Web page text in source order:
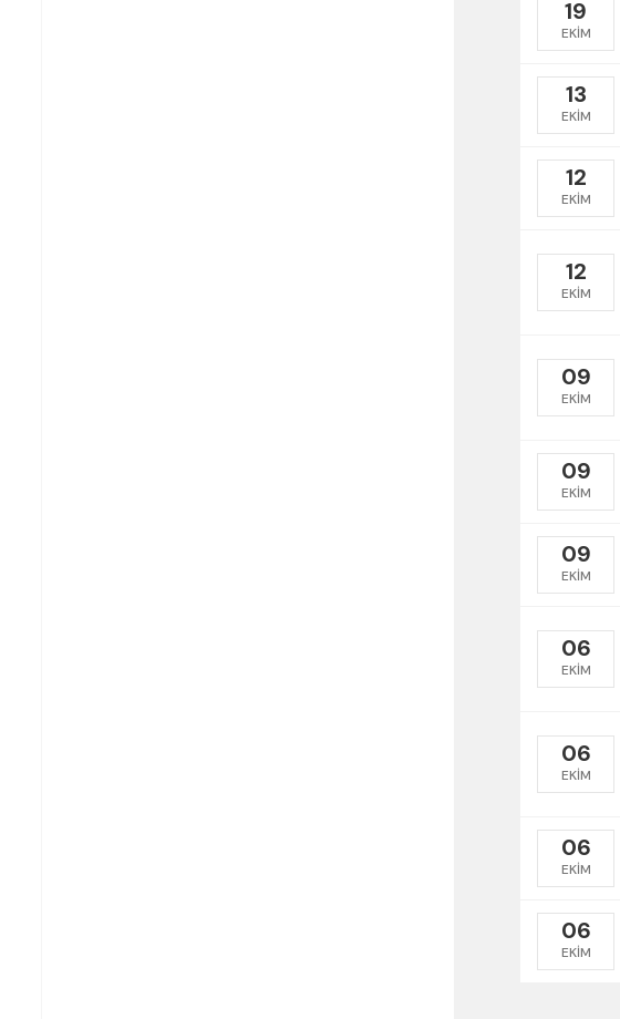
19
EKIM
13
EKIM
12
EKIM
12
EKIM
09
EKIM
09
EKIM
09
EKIM
06
EKIM
06
EKIM
06
EKIM
06
EKIM